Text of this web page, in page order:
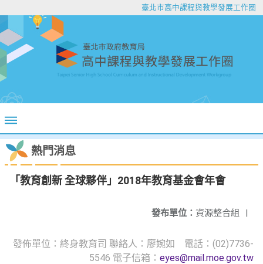
臺北市高中課程與教學發展工作圈
熱門消息
「教育創新 全球夥伴」2018年教育基金會年會
發布單位： 資源整合組 |
發佈單位：終身教育司 聯絡人：廖婉如 電話：(02)7736-
5546 電子信箱： eyes@mail.moe.gov.tw